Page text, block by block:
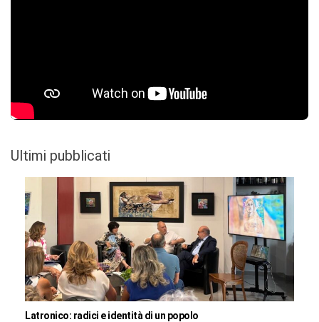
Ultimi pubblicati
Latronico: radici e identità di un popolo